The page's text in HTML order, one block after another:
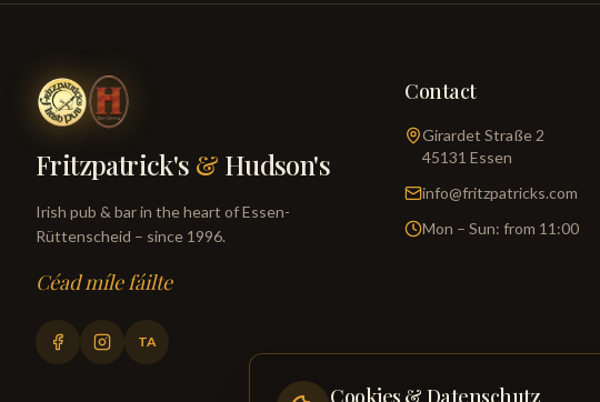
Fritzpatrick's & Hudson's
Irish pub & bar in the heart of Essen-
Rüttenscheid – since 1996.
Céad míle fáilte
TA
Contact
Girardet Straße 2
45131 Essen
info@fritzpatricks.com
Mon – Sun: from 11:00
Cookies & Datenschutz